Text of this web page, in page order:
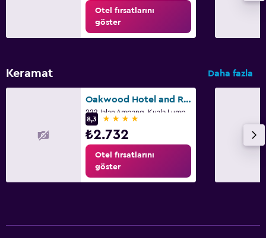
Otel fırsatlarını
göster
Keramat Daha fazla
Oakwood Hotel and Residence Kuala Lumpur
8,3
4 yıldız
₺2.732
Otel fırsatlarını
göster